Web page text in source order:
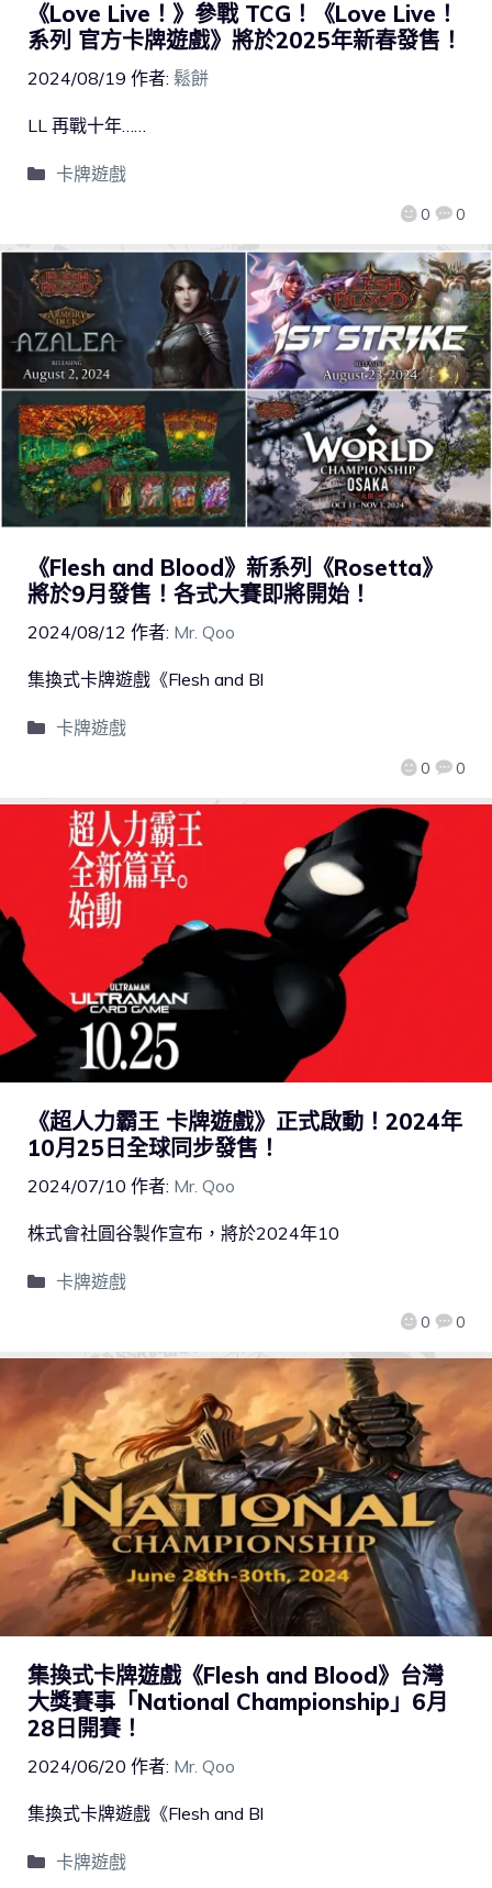
《Love Live！》參戰 TCG！《Love Live！
系列 官方卡牌遊戲》將於2025年新春發售！
2024/08/19 作者: 鬆餅
0 0
LL 再戰十年……
卡牌遊戲
《Flesh and Blood》新系列《Rosetta》
將於9月發售！各式大賽即將開始！
2024/08/12 作者: Mr. Qoo
0 0
集換式卡牌遊戲《Flesh and Bl
卡牌遊戲
《超人力霸王 卡牌遊戲》正式啟動！2024年
10月25日全球同步發售！
2024/07/10 作者: Mr. Qoo
0 0
株式會社圓谷製作宣布，將於2024年10
卡牌遊戲
集換式卡牌遊戲《Flesh and Blood》台灣
大獎賽事「National Championship」6月
28日開賽！
2024/06/20 作者: Mr. Qoo
集換式卡牌遊戲《Flesh and Bl
卡牌遊戲